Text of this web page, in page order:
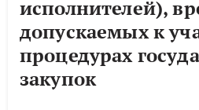
исполнителей),
допускаемых к
процедурах
закупок